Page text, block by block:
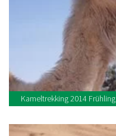
Kameltrekking 2014 Frühling